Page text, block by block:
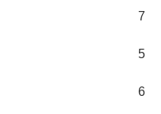
7
5
6